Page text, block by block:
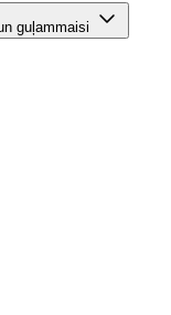
guļammaisi